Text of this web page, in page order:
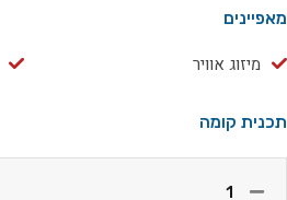
מאפיינים
מיזוג אוויר
תכנית קומה
1